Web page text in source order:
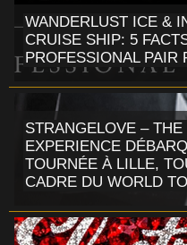
WANDERLUST ICE &
CRUISE SHIP: 5
PROFESSIONAL PAIR
STRANGELOVE –
EXPERIENCE
TOURNÉE À LILLE,
CADRE DU WORLD